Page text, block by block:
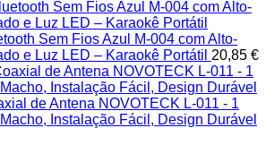
Sem Fios Azul M-004 com Alto-
e Luz LED – Karaokê Portátil 20,85 €
de Antena NOVOTECK L-011 - 1
Instalação Fácil, Design Durável